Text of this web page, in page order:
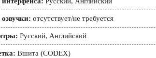
отсутствует/не требуется
Русский, Английский
Вшита (CODEX)